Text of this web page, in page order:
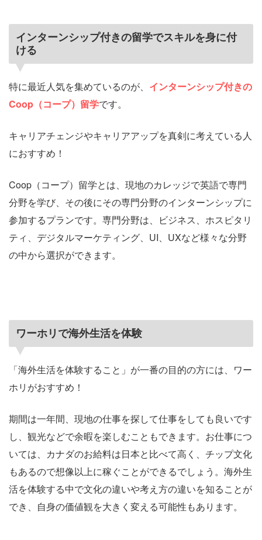
インターンシップ付きの留学でスキルを身に付
ける
特に最近人気を集めているのが、 インターンシップ付きの
Coop（コープ）留学です。
キャリアチェンジやキャリアアップを真剣に考えている人
におすすめ！
Coop（コープ）留学とは、現地のカレッジで英語で専門
分野を学び、その後にその専門分野のインターンシップに
参加するプランです。専門分野は、ビジネス、ホスピタリ
ティ、デジタルマーケティング、UI、UXなど様々な分野
の中から選択ができます。
ワーホリで海外生活を体験
「海外生活を体験すること」が一番の目的の方には、ワー
ホリがおすすめ！
期間は一年間、現地の仕事を探して仕事をしても良いです
し、観光などで余暇を楽しむこともできます。お仕事につ
いては、カナダのお給料は日本と比べて高く、チップ文化
もあるので想像以上に稼ぐことができるでしょう。海外生
活を体験する中で文化の違いや考え方の違いを知ることが
でき、自身の価値観を大きく変える可能性もあります。